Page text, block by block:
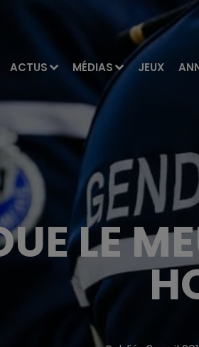
ACTUS MÉDIAS JEUX
LE